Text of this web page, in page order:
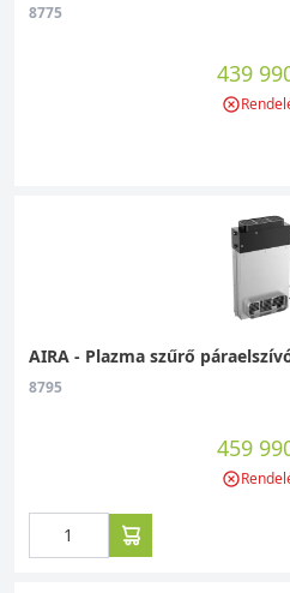
8775
439
AIRA - Plazma szűrő
8795
459